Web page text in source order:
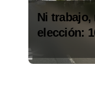
Ni trabajo,
elección:
abolición